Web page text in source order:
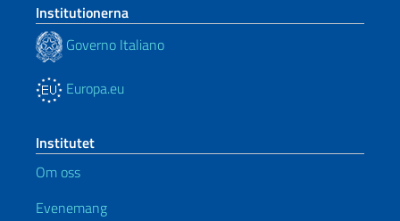
Institutionerna
Governo Italiano
Europa.eu
Institutet
Om oss
Evenemang